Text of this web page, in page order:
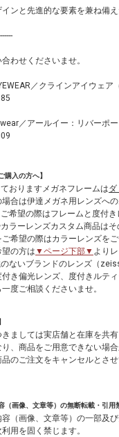
ンと先進的な要素を兼ね備え
わせくださいませ。
／クラインアイウェア
／アールイー：リバーポー
購入の方へ】
おりますメガネフレームはダ
合は伊達メガネ用レンズへ
希望の際はフレームと度付き
ラーレンズカスタム商品は
希望の際はカラーレンズをご
の方は ▼ページ下部▼ より
ないブランドのレンズ（
付き偏光レンズ、度付きルテ
度ご相談くださいませ。
ましては実店舗と在庫を共
、商品をご用意できない場合
のご注文をキャンセルとさ
（画像、文章等）の無断転載・引用
（画像、文章等）の一部及
用を固く禁じます。